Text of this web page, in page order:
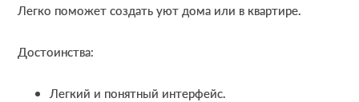
Легко поможет создать уют дома или в квартире.
Достоинства:
Легкий и понятный интерфейс.